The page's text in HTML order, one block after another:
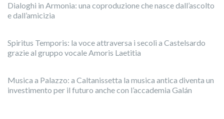
Dialoghi in Armonia: una coproduzione che nasce dall’ascolto
e dall’amicizia
Spiritus Temporis: la voce attraversa i secoli a Castelsardo
grazie al gruppo vocale Amoris Laetitia
Musica a Palazzo: a Caltanissetta la musica antica diventa un
investimento per il futuro anche con l’accademia Galán